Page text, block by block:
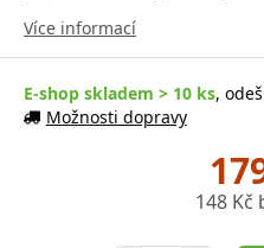
Více informací
E-shop skladem > 10 ks,
Možnosti dopravy
148 Kč